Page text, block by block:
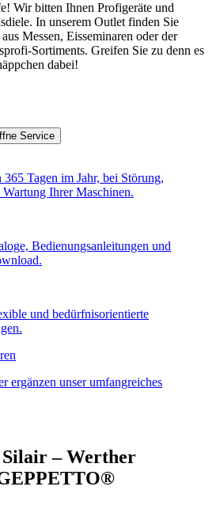
Wir bitten Ihnen Profigeräte und
In unserem Outlet finden Sie
Messen, Eisseminaren oder der
Sortiments. Greifen Sie zu denn es
dabei!
Service
365 Tagen im Jahr, bei Störung,
Ihrer Maschinen.
Bedienungsanleitungen und
und bedürfnisorientierte
ergänzen unser umfangreiches
– Werther